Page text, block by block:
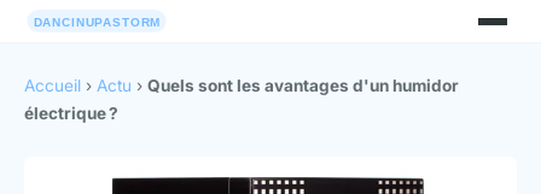
Accueil › Actu › Quels sont les avantages d'un humidor
électrique ?